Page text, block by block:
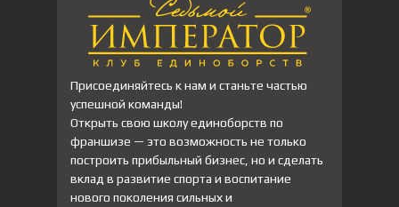
Присоединяйтесь к нам и станьте частью
успешной команды!
Открыть свою школу единоборств по
франшизе — это возможность не только
построить прибыльный бизнес, но и сделать
вклад в развитие спорта и воспитание
нового поколения сильных и